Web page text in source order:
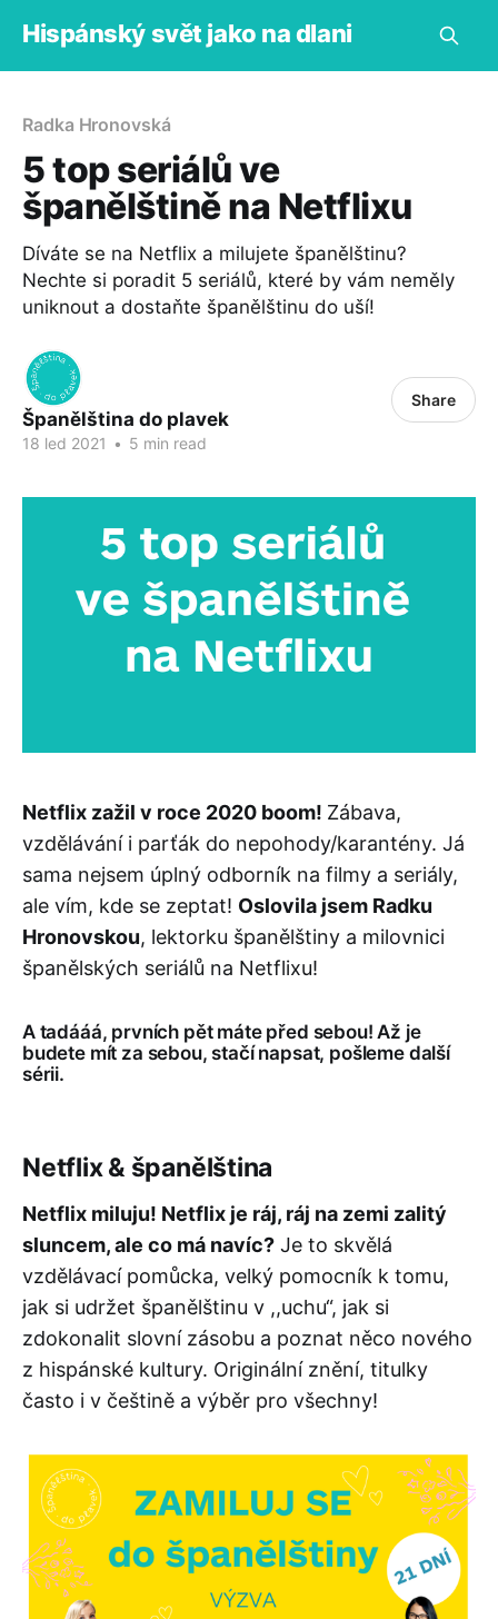
Hispánský svět jako na dlani
Radka Hronovská
5 top seriálů ve
španělštině na Netflixu
Díváte se na Netflix a milujete španělštinu?
Nechte si poradit 5 seriálů, které by vám neměly
uniknout a dostaňte španělštinu do uší!
Španělština do plavek
18 led 2021 • 5 min read
Share
Netflix zažil v roce 2020 boom! Zábava,
vzdělávání i parťák do nepohody/karantény. Já
sama nejsem úplný odborník na filmy a seriály,
ale vím, kde se zeptat! Oslovila jsem Radku
Hronovskou, lektorku španělštiny a milovnici
španělských seriálů na Netflixu!
A tadááá, prvních pět máte před sebou! Až je
budete mít za sebou, stačí napsat, pošleme další
sérii.
Netflix & španělština
Netflix miluju! Netflix je ráj, ráj na zemi zalitý
sluncem, ale co má navíc? Je to skvělá
vzdělávací pomůcka, velký pomocník k tomu,
jak si udržet španělštinu v ,,uchu“, jak si
zdokonalit slovní zásobu a poznat něco nového
z hispánské kultury. Originální znění, titulky
často i v češtině a výběr pro všechny!